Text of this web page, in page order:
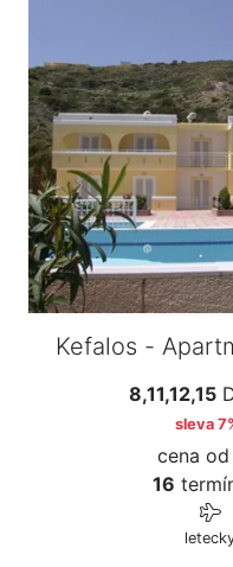
Kefalos -
8,11,12,15
sleva
cena od
16